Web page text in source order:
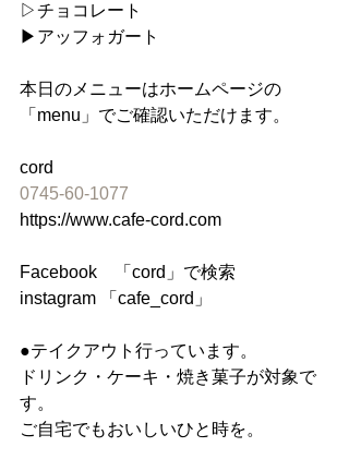
▷チョコレート
▶︎アッフォガート
本日のメニューはホームページの
「menu」でご確認いただけます。
cord
0745-60-1077
https://www.cafe-cord.com
Facebook　「cord」で検索
instagram 「cafe_cord」
●テイクアウト行っています。
ドリンク・ケーキ・焼き菓子が対象で
す。
ご自宅でもおいしいひと時を。